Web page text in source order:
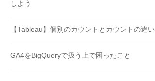
しよう
【Tableau】個別のカウントとカウントの違い
GA4をBigQueryで扱う上で困ったこと